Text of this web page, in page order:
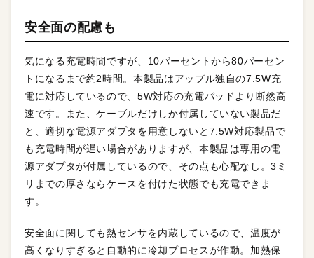
安全面の配慮も
気になる充電時間ですが、10パーセントから80パーセン
トになるまで約2時間。本製品はアップル独自の7.5W充
電に対応しているので、5W対応の充電パッドより断然高
速です。また、ケーブルだけしか付属していない製品だ
と、適切な電源アダプタを用意しないと7.5W対応製品で
も充電時間が遅い場合がありますが、本製品は専用の電
源アダプタが付属しているので、その点も心配なし。3ミ
リまでの厚さならケースを付けた状態でも充電できま
す。
安全面に関しても熱センサを内蔵しているので、温度が
高くなりすぎると自動的に冷却プロセスが作動。加熱保